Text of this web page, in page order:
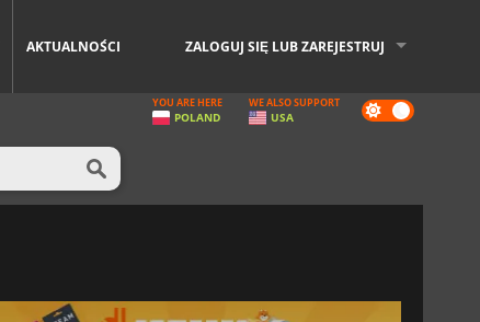
AKTUALNOŚCI ZALOGUJ SIĘ LUB ZAREJESTRUJ
Dark
mode
YOU ARE HERE
POLAND
WE ALSO SUPPORT
USA